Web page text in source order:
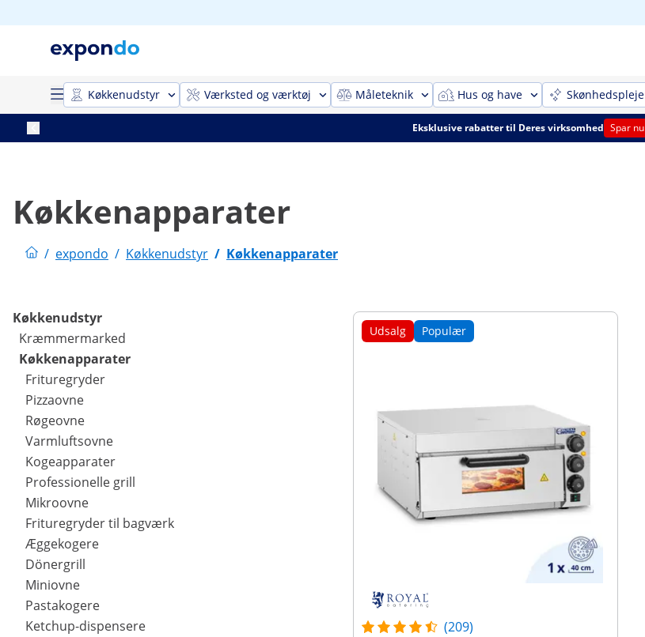
Køkkenudstyr Værksted og værktøj Måleteknik Hus og have Skønhedspleje
Eksklusive rabatter til Deres virksomhed Spar nu
Køkkenapparater
/ expondo / Køkkenudstyr / Køkkenapparater
Køkkenudstyr
Kræmmermarked
Køkkenapparater
Frituregryder
Pizzaovne
Røgeovne
Varmluftsovne
Kogeapparater
Professionelle grill
Mikroovne
Frituregryder til bagværk
Æggekogere
Dönergrill
Miniovne
Pastakogere
Ketchup-dispensere
Udsalg Populær
(209)